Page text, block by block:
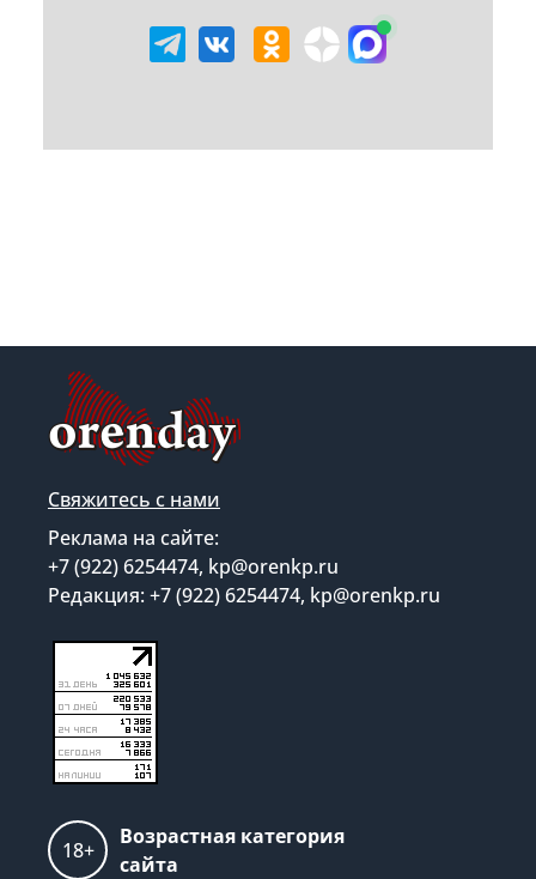
Свяжитесь с нами
Реклама на сайте:
+7 (922) 6254474, kp@orenkp.ru
Редакция: +7 (922) 6254474, kp@orenkp.ru
18+
Возрастная категория
сайта